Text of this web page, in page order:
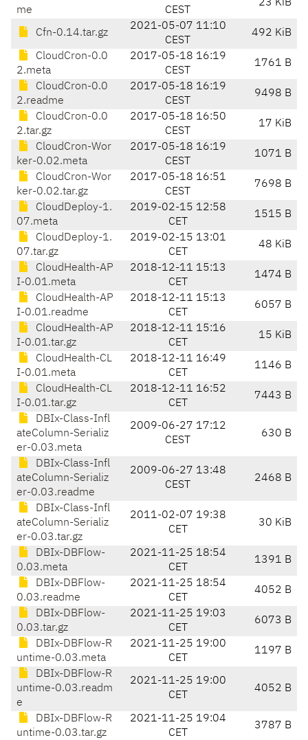
me
CEST
23 KiB
Cfn-0.14.tar.gz
2021-05-07 11:10
CEST
492 KiB
CloudCron-0.0
2.meta
2017-05-18 16:19
CEST
1761 B
CloudCron-0.0
2.readme
2017-05-18 16:19
CEST
9498 B
CloudCron-0.0
2.tar.gz
2017-05-18 16:50
CEST
17 KiB
CloudCron-Wor
ker-0.02.meta
2017-05-18 16:19
CEST
1071 B
CloudCron-Wor
ker-0.02.tar.gz
2017-05-18 16:51
CEST
7698 B
CloudDeploy-1.
07.meta
2019-02-15 12:58
CET
1515 B
CloudDeploy-1.
07.tar.gz
2019-02-15 13:01
CET
48 KiB
CloudHealth-AP
I-0.01.meta
2018-12-11 15:13
CET
1474 B
CloudHealth-AP
I-0.01.readme
2018-12-11 15:13
CET
6057 B
CloudHealth-AP
I-0.01.tar.gz
2018-12-11 15:16
CET
15 KiB
CloudHealth-CL
I-0.01.meta
2018-12-11 16:49
CET
1146 B
CloudHealth-CL
I-0.01.tar.gz
2018-12-11 16:52
CET
7443 B
DBIx-Class-Infl
ateColumn-Serializ
er-0.03.meta
2009-06-27 17:12
CEST
630 B
DBIx-Class-Infl
ateColumn-Serializ
er-0.03.readme
2009-06-27 13:48
CEST
2468 B
DBIx-Class-Infl
ateColumn-Serializ
er-0.03.tar.gz
2011-02-07 19:38
CET
30 KiB
DBIx-DBFlow-
0.03.meta
2021-11-25 18:54
CET
1391 B
DBIx-DBFlow-
0.03.readme
2021-11-25 18:54
CET
4052 B
DBIx-DBFlow-
0.03.tar.gz
2021-11-25 19:03
CET
6073 B
DBIx-DBFlow-R
untime-0.03.meta
2021-11-25 19:00
CET
1197 B
DBIx-DBFlow-R
untime-0.03.readm
e
2021-11-25 19:00
CET
4052 B
DBIx-DBFlow-R
untime-0.03.tar.gz
2021-11-25 19:04
CET
3787 B